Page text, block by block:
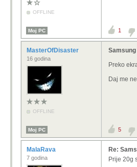
OFFLINE
Moj PC 1
MasterOfDisaster
16 godina
OFFLINE
Preko
Daj me
Moj PC 5
MalaRava
7 godina
Re:
Prije 20g